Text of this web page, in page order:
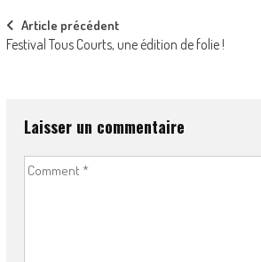
Post
navigation
Article précédent
Festival Tous Courts, une édition de folie !
Laisser un commentaire